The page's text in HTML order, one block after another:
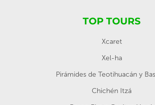
TOP TOURS
Xcaret
Xel-ha
Pirámides de Teotihuacán y
Chichén Itzá